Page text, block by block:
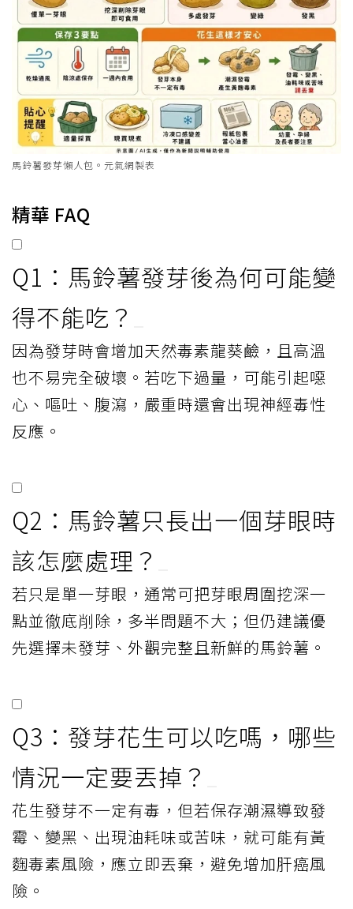
馬鈴薯發芽懶人包。元氣網製表
精華 FAQ
Q1：馬鈴薯發芽後為何可能變
得不能吃？
因為發芽時會增加天然毒素龍葵鹼，且高溫
也不易完全破壞。若吃下過量，可能引起噁
心、嘔吐、腹瀉，嚴重時還會出現神經毒性
反應。
Q2：馬鈴薯只長出一個芽眼時
該怎麼處理？
若只是單一芽眼，通常可把芽眼周圍挖深一
點並徹底削除，多半問題不大；但仍建議優
先選擇未發芽、外觀完整且新鮮的馬鈴薯。
Q3：發芽花生可以吃嗎，哪些
情況一定要丟掉？
花生發芽不一定有毒，但若保存潮濕導致發
霉、變黑、出現油耗味或苦味，就可能有黃
麴毒素風險，應立即丟棄，避免增加肝癌風
險。